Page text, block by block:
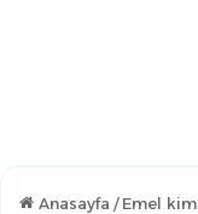
Anasayfa / Emel kim